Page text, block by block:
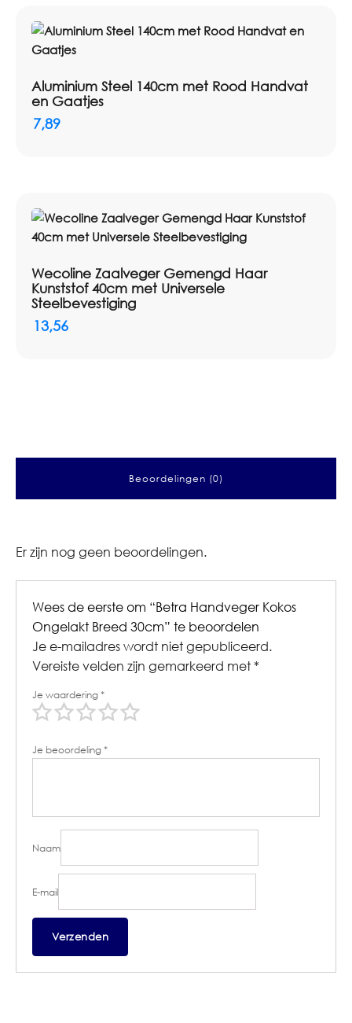
Aluminium Steel 140cm met Rood Handvat
en Gaatjes
7,89
Wecoline Zaalveger Gemengd Haar
Kunststof 40cm met Universele
Steelbevestiging
13,56
Beoordelingen (0)
Er zijn nog geen beoordelingen.
Wees de eerste om “Betra Handveger Kokos
Ongelakt Breed 30cm” te beoordelen
Je e-mailadres wordt niet gepubliceerd.
Vereiste velden zijn gemarkeerd met *
Je waardering*
Je beoordeling*
Naam
E-mail